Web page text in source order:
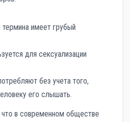
имеет грубый
для сексуализации
без учета того,
его слышать.
в современном обществе